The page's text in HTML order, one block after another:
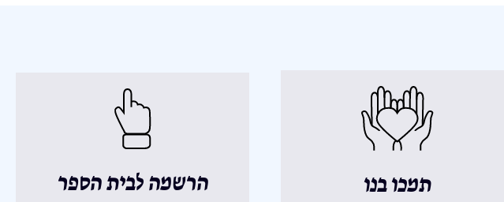
תמכו בנו הרשמה לבית הספר